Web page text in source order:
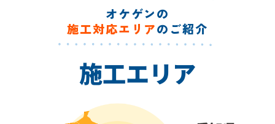
オケゲンの
施工対応エリアのご紹介
施工エリア